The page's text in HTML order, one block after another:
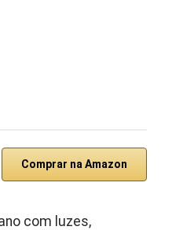
Comprar na Amazon
com luzes,